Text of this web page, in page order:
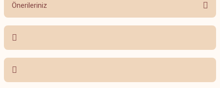
Önerileriniz
Bu ürünün fiyat bilgisi, resim, ürün açıklamalarında ve diğer konularda
yetersiz gördüğünüz noktaları öneri formunu kullanarak tarafımıza
iletebilirsiniz.